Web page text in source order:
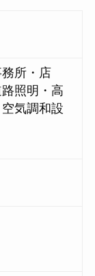
所・店
照明・高
気調和設